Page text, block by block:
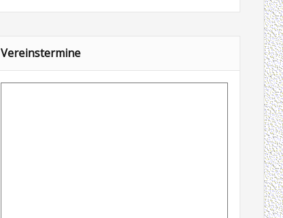
Vereinstermine